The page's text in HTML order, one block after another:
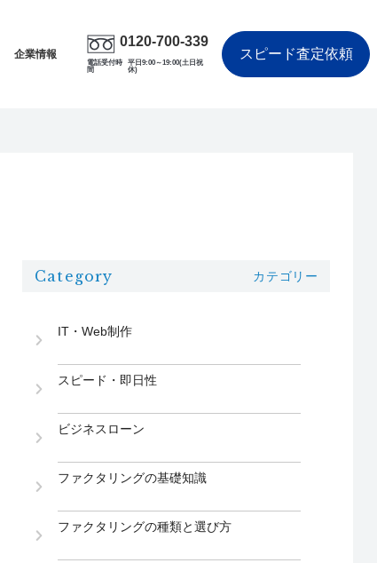
企業情報
0120-700-339
電話受付時
間
平日9:00～19:00(土日祝
休)
スピード査定依頼
Category カテゴリー
IT・Web制作
スピード・即日性
ビジネスローン
ファクタリングの基礎知識
ファクタリングの種類と選び方